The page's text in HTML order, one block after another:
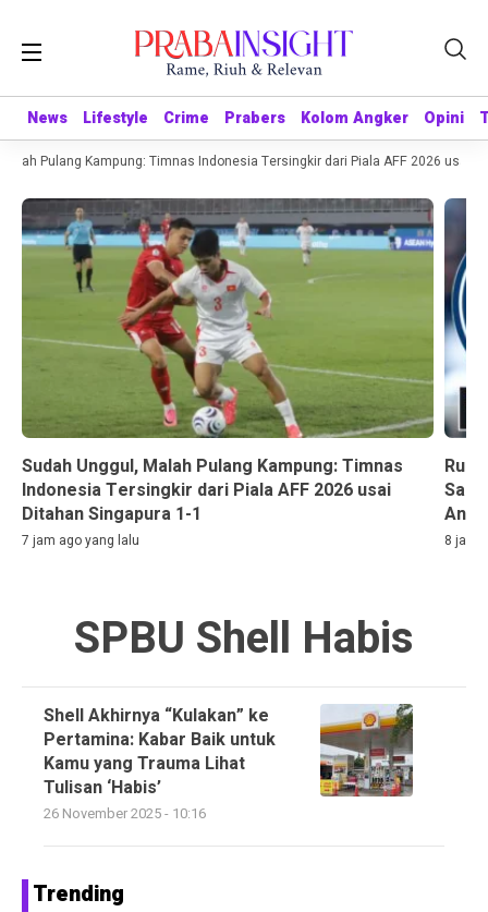
News Lifestyle Crime Prabers Kolom Angker Opini
News Lifestyle Crime Prabers Kolom Angker Opini
Pulang Kampung: Timnas Indonesia Tersingkir dari Piala AFF 2026 usai
Sudah Unggul, Malah Pulang Kampung: Timnas
Indonesia Tersingkir dari Piala AFF 2026 usai
Ditahan Singapura 1-1
7 jam ago yang lalu 8 jam
SPBU Shell Habis
Shell Akhirnya “Kulakan” ke
Pertamina: Kabar Baik untuk
Kamu yang Trauma Lihat
Tulisan ‘Habis’
26 November 2025 - 10:16
Trending